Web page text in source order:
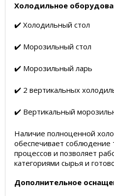
Холодильное
✔️ Холодильный стол
✔️ Морозильный стол
✔️ Морозильный ларь
✔️ 2 вертикальных
✔️ Вертикальный
Наличие полноценной
обеспечивает соблюдение
процессов и позволяет
категориями сырья и
Дополнительное